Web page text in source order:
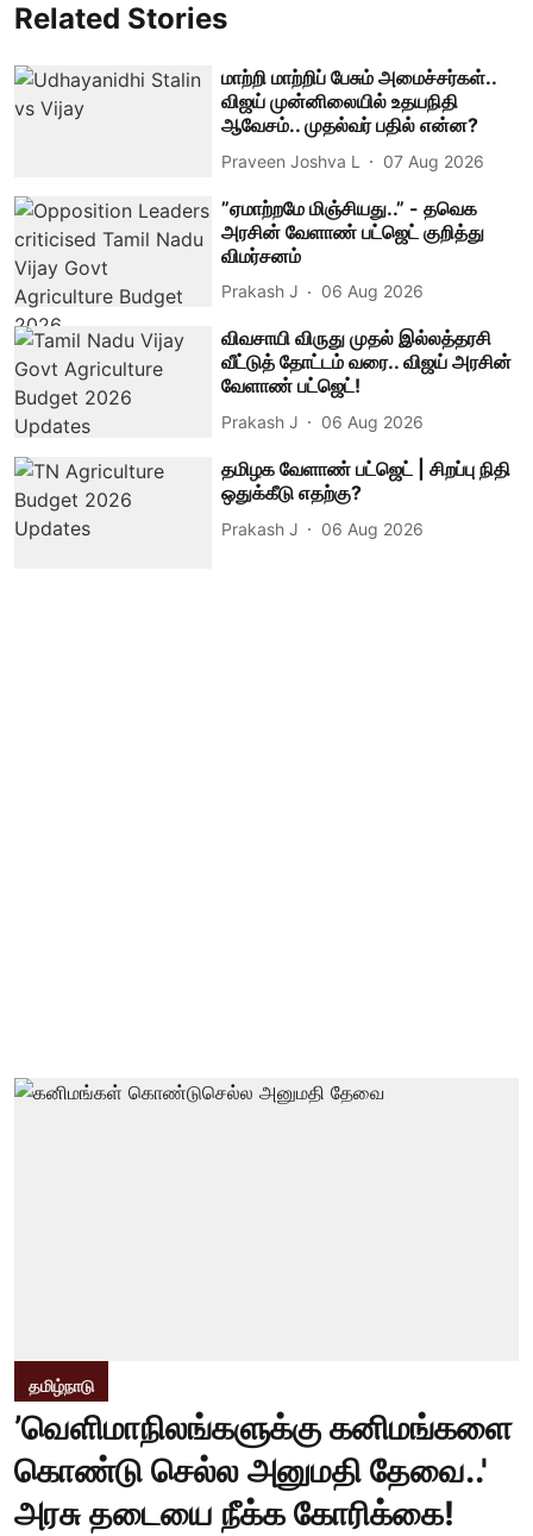
Related Stories
மாற்றி மாற்றிப் பேசும் அமைச்சர்கள்..
விஜய் முன்னிலையில் உதயநிதி
ஆவேசம்.. முதல்வர் பதில் என்ன?
Praveen Joshva L 07 Aug 2026
”ஏமாற்றமே மிஞ்சியது..” - தவெக
அரசின் வேளாண் பட்ஜெட் குறித்து
விமர்சனம்
Prakash J 06 Aug 2026
விவசாயி விருது முதல் இல்லத்தரசி
வீட்டுத் தோட்டம் வரை.. விஜய் அரசின்
வேளாண் பட்ஜெட்!
Prakash J 06 Aug 2026
தமிழக வேளாண் பட்ஜெட் | சிறப்பு நிதி
ஒதுக்கீடு எதற்கு?
Prakash J 06 Aug 2026
தமிழ்நாடு
’வெளிமாநிலங்களுக்கு கனிமங்களை
கொண்டு செல்ல அனுமதி தேவை..'
அரசு தடையை நீக்க கோரிக்கை!